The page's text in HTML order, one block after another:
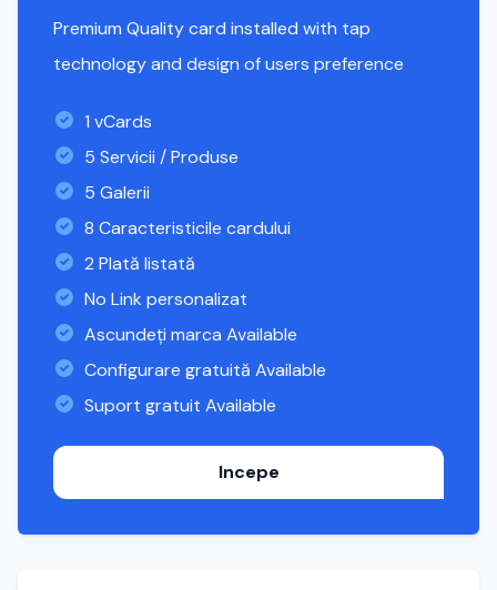
Premium Quality card installed with tap
technology and design of users preference
1 vCards
5 Servicii / Produse
5 Galerii
8 Caracteristicile cardului
2 Plată listată
No Link personalizat
Ascundeți marca Available
Configurare gratuită Available
Suport gratuit Available
Incepe